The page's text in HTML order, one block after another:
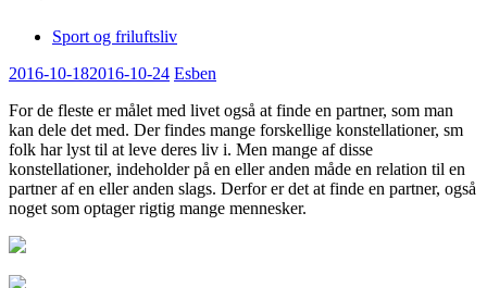
Sport og friluftsliv
2016-10-182016-10-24 Esben
For de fleste er målet med livet også at finde en partner, som man
kan dele det med. Der findes mange forskellige konstellationer, sm
folk har lyst til at leve deres liv i. Men mange af disse
konstellationer, indeholder på en eller anden måde en relation til en
partner af en eller anden slags. Derfor er det at finde en partner, også
noget som optager rigtig mange mennesker.